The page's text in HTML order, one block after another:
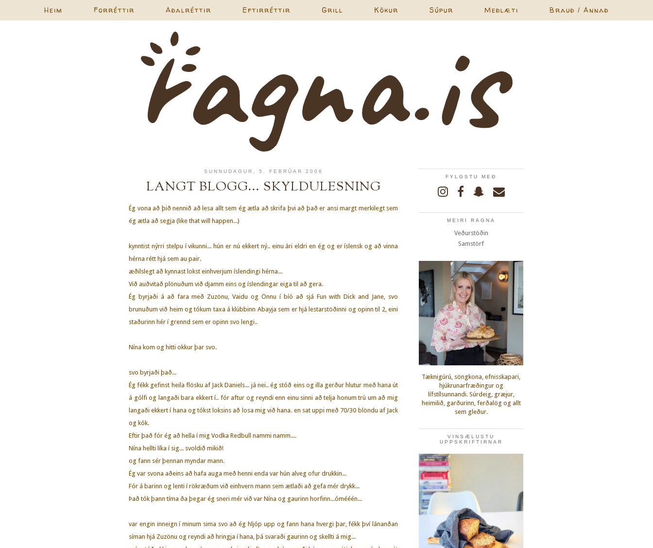
Heim Forréttir Aðalréttir Eftirréttir Grill Kökur Súpur Meðlæti Brauð / Annað
SUNNUDAGUR, 5. FEBRÚAR 2006
LANGT BLOGG... SKYLDULESNING
Ég vona að þið nennið að lesa allt sem ég ætla að skrifa þvi að það er ansi margt merkilegt sem
ég ætla að segja (like that will happen...)
kynntist nýrri stelpu í vikunni... hún er nú ekkert ný.. einu ári eldri en ég og er íslensk og að vinna
hérna rétt hjá sem au pair.
æðilslegt að kynnast lokst einhverjum íslendingi hérna...
Við auðvitað plönuðum við djamm eins og íslendingar eiga til að gera.
Ég byrjaði á að fara með Zuzönu, Vaidu og Önnu í bíó að sjá Fun with Dick and Jane, svo
brunuðum við heim og tókum taxa á klúbbinn Abayja sem er hjá lestarstöðinni og opinn til 2, eini
staðurinn hér í grennd sem er opinn svo lengi..
Nína kom og hitti okkur þar svo.
svo byrjaði það...
Ég fékk gefinst heila flösku af Jack Daniels... já nei.. ég stóð eins og illa gerður hlutur með hana út
á gólfi og langaði bara ekkert í.. fór aftur og reyndi enn einu sinni að telja honum trú um að mig
langaði ekkert í hana og tókst loksins að losa mig við hana. en sat uppi með 70/30 blöndu af Jack
og kók.
Eftir það fór ég að hella í mig Vodka Redbull nammi namm....
Nína hellti líka í sig... svoldið mikið!
og fann sér þennan myndar mann.
Ég var svona aðeins að hafa auga með henni enda var hún alveg ofur drukkin...
Fór á barinn og lenti í rökræðum við einhvern mann sem ætlaði að gefa mér drykk...
Það tók þann tíma ða þegar ég sneri mér við var Nína og gaurinn horfinn...ómééén...
var engin inneign í minum sima svo að ég hljóp upp og fann hana hvergi þar, fékk því lánanðan
síman hjá Zuzönu og reyndi að hringja í hana, þá svaraði gaurinn og skellti á mig...
FYLGSTU MEÐ
MEIRI RAGNA
Veðurstöðin
Samstörf
Tæknigúrú, söngkona, efnisskapari,
hjúkrunarfræðingur og
lífstílsunnandi. Súrdeig, græjur,
heimilið, garðurinn, ferðalög og allt
sem gleður.
VINSÆLUSTU
UPPSKRIFTIRNAR